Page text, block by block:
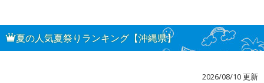
夏の人気夏祭りランキング【沖縄県】
2026/08/10 更新